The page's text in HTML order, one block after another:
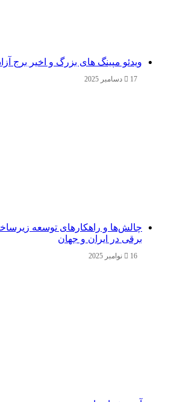
ویدئو مپینگ های بزرگ و اخیر برج
17 دسامبر 2025
چالش‌ها و راهکارهای توسعه
برقی در ایران و جهان
16 نوامبر 2025